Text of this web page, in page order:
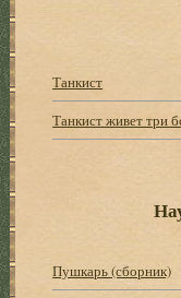
Танкист
Танкист живет три
Пушкарь (сборник)